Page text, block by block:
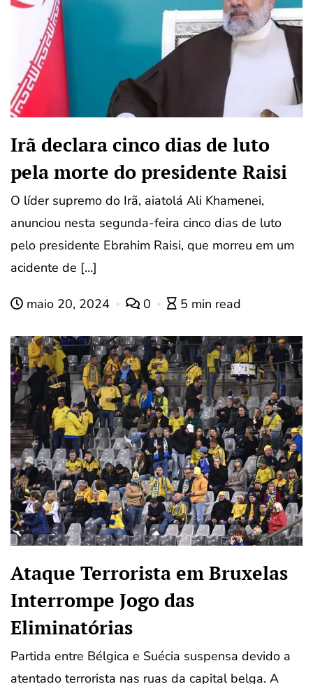
Irã declara cinco dias de luto
pela morte do presidente Raisi
O líder supremo do Irã, aiatolá Ali Khamenei,
anunciou nesta segunda-feira cinco dias de luto
pelo presidente Ebrahim Raisi, que morreu em um
acidente de […]
maio 20, 2024 0 5 min read
Ataque Terrorista em Bruxelas
Interrompe Jogo das
Eliminatórias
Partida entre Bélgica e Suécia suspensa devido a
atentado terrorista nas ruas da capital belga. A